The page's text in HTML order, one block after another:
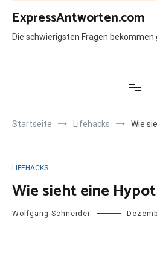
Zum
Inhalt
springen
ExpressAntworten.com
Die schwierigsten Fragen
Startseite Lifehacks Wie
LIFEHACKS
Wie sieht eine
Wolfgang Schneider